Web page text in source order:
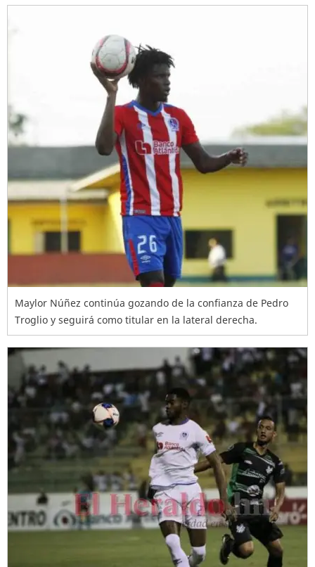
Maylor Núñez continúa gozando de la confianza de Pedro
Troglio y seguirá como titular en la lateral derecha.